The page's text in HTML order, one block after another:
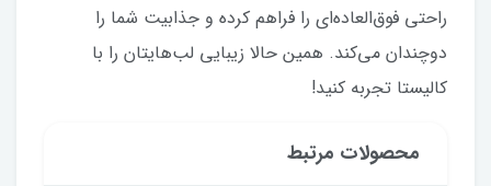
راحتی فوق‌العاده‌ای را فراهم کرده و جذابیت شما را
دوچندان می‌کند. همین حالا زیبایی لب‌هایتان را با
کالیستا تجربه کنید!
محصولات مرتبط